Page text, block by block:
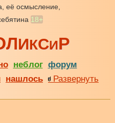
её осмысление,
18+
ЛИКСИР
неблог форум
нашлось Развернуть